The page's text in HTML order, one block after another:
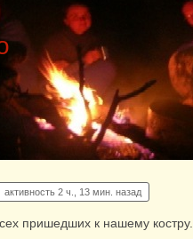
активность 2 ч., 13 мин. назад
пришедших к нашему костру.